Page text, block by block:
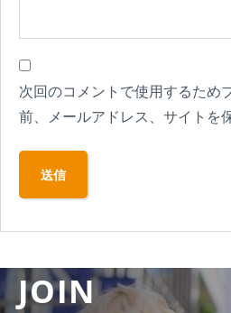
次回のコメントで使用するため
前、メールアドレス、サイトを
JOIN